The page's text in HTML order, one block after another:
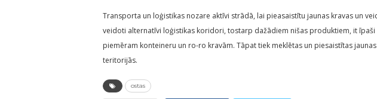
Transporta un loģistikas nozare aktīvi strādā, lai pieasaistītu jaunas kravas un
veidoti alternatīvi loģistikas koridori, tostarp dažādiem nišas produktiem, it
piemēram konteineru un ro-ro kravām. Tāpat tiek meklētas un piesaistītas
teritorijās.
ostas